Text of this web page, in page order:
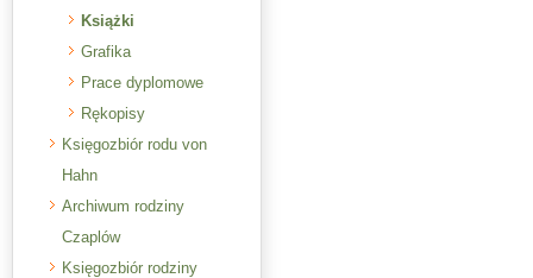
Książki
Grafika
Prace dyplomowe
Rękopisy
Księgozbiór rodu von
Hahn
Archiwum rodziny
Czaplów
Księgozbiór rodziny